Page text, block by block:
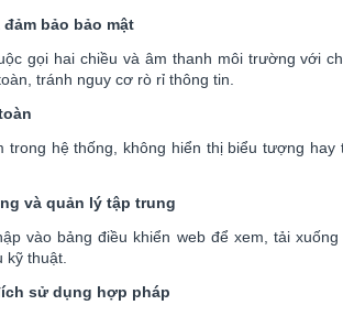
bảo bảo mật
gọi hai chiều và âm thanh môi trường với
tránh nguy cơ rò rỉ thông tin.
trong hệ thống, không hiển thị biểu tượng
và quản lý tập trung
vào bảng điều khiển web để xem, tải
thuật.
sử dụng hợp pháp